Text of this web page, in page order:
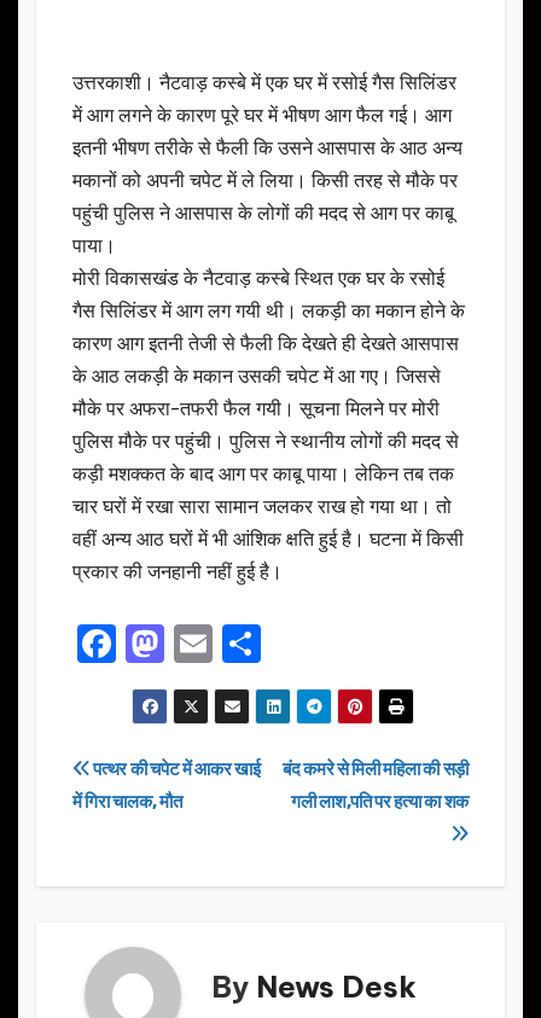
उत्तरकाशी। नैटवाड़ कस्बे में एक घर में रसोई गैस सिलिंडर
में आग लगने के कारण पूरे घर में भीषण आग फैल गई। आग
इतनी भीषण तरीके से फैली कि उसने आसपास के आठ अन्य
मकानों को अपनी चपेट में ले लिया। किसी तरह से मौके पर
पहुंची पुलिस ने आसपास के लोगों की मदद से आग पर काबू
पाया।
मोरी विकासखंड के नैटवाड़ कस्बे स्थित एक घर के रसोई
गैस सिलिंडर में आग लग गयी थी। लकड़ी का मकान होने के
कारण आग इतनी तेजी से फैली कि देखते ही देखते आसपास
के आठ लकड़ी के मकान उसकी चपेट में आ गए। जिससे
मौके पर अफरा-तफरी फैल गयी। सूचना मिलने पर मोरी
पुलिस मौके पर पहुंची। पुलिस ने स्थानीय लोगों की मदद से
कड़ी मशक्कत के बाद आग पर काबू पाया। लेकिन तब तक
चार घरों में रखा सारा सामान जलकर राख हो गया था। तो
वहीं अन्य आठ घरों में भी आंशिक क्षति हुई है। घटना में किसी
प्रकार की जनहानी नहीं हुई है।
F
a
c
e
b
o
M
a
st
o
d
n
E
m
ail
h
ar
e
Post
navigation
बंद कमरे से मिली महिला की सड़ी
गली लाश,पति पर हत्या का शक
पत्थर की चपेट में आकर खाई
में गिरा चालक, मौत
By News Desk